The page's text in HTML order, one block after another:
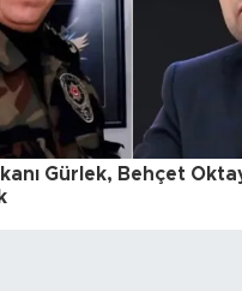
Gürlek, Behçet